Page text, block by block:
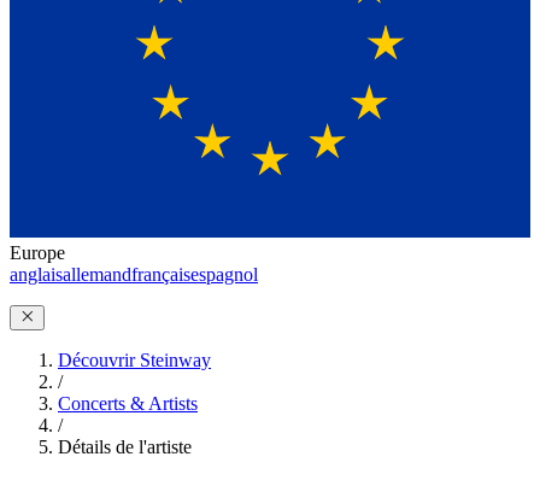
Europe
anglaisallemandfrançaisespagnol
Découvrir Steinway
/
Concerts & Artists
/
Détails de l'artiste